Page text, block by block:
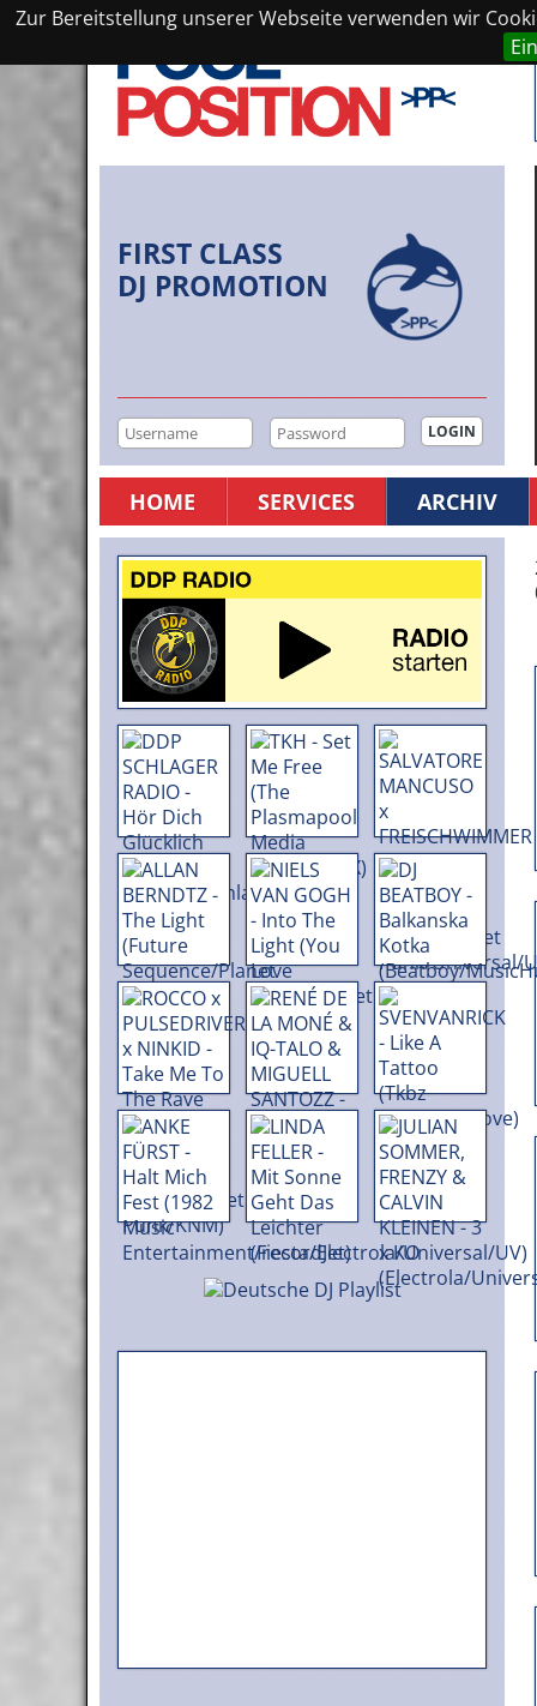
Zur Bereitstellung unserer Webseite verwenden wir
FIRST CLASS
DJ PROMOTION
HOME SERVICES ARCHIV